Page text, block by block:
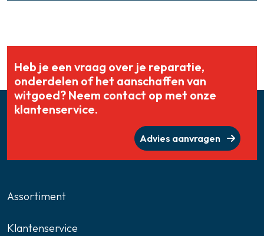
Heb je een vraag over je reparatie,
onderdelen of het aanschaffen van
witgoed? Neem contact op met onze
klantenservice.
Advies aanvragen
Assortiment
Klantenservice